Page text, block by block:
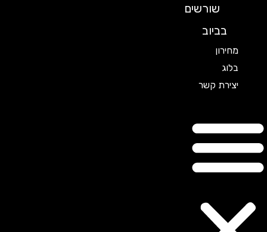
שורשים
בביוב
מחירון
יצירת קשר